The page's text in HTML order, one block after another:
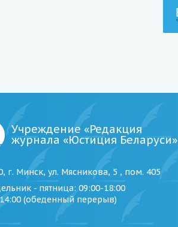
Учреждение «Редакция
журнала «Юстиция Беларуси»
г. Минск, ул. Мясникова, 5 , пом. 405
- пятница: 09:00-18:00
(обеденный перерыв)